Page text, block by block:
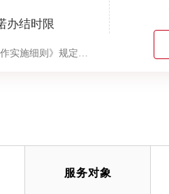
办结时限
实施细则》规定
服务对象